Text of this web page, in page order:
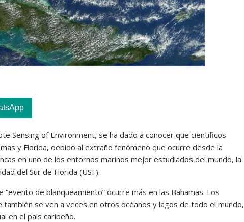
Sensing of Environment, se ha dado a conocer que científicos
y Florida, debido al extraño fenómeno que ocurre desde la
en uno de los entornos marinos mejor estudiados del mundo, la
del Sur de Florida (USF).
de blanqueamiento” ocurre más en las Bahamas. Los
se ven a veces en otros océanos y lagos de todo el mundo,
en el país caribeño.